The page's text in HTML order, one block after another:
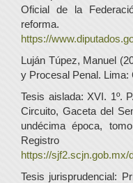
Oficial de la
reforma.
https://
Luján Túpez, Manuel
y Procesal Penal. Lima:
Tesis aislada: XVI. 1º.
Circuito, Gaceta del
undécima época,
Registro
https://sjf2.scjn.gob.mx/
Tesis jurisprudencial: